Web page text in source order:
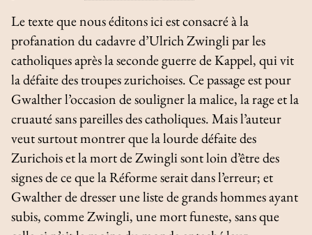
Le texte que nous éditons ici est consacré à la
profanation du cadavre d’Ulrich Zwingli par les
catholiques après la seconde guerre de Kappel, qui vit
la défaite des troupes zurichoises. Ce passage est pour
Gwalther l’occasion de souligner la malice, la rage et la
cruauté sans pareilles des catholiques. Mais l’auteur
veut surtout montrer que la lourde défaite des
Zurichois et la mort de Zwingli sont loin d’être des
signes de ce que la Réforme serait dans l’erreur; et
Gwalther de dresser une liste de grands hommes ayant
subis, comme Zwingli, une mort funeste, sans que